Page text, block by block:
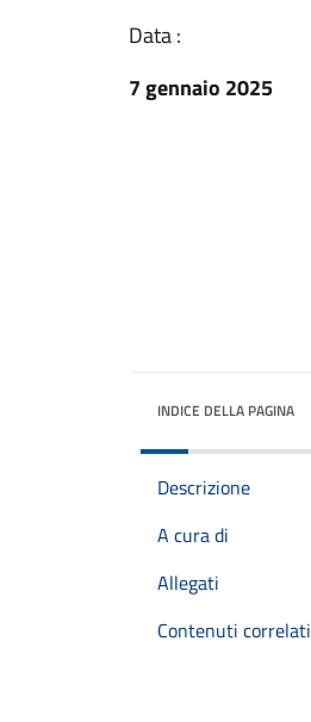
Data :
7 gennaio 2025
INDICE DELLA PAGINA
Descrizione
A cura di
Allegati
Contenuti correlati